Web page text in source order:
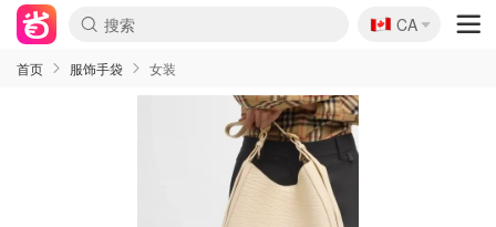
🇨🇦
CA
首页 服饰手袋 女装